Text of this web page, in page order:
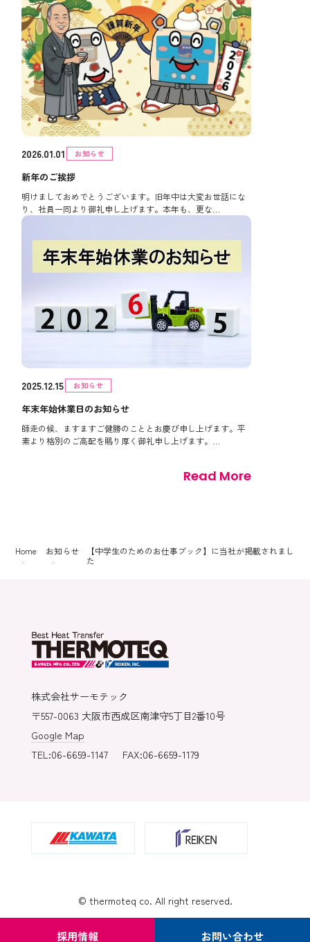
2026.01.01 お知らせ
新年のご挨拶
明けましておめでとうございます。旧年中は大変お世話にな
り、社員一同より御礼申し上げます。本年も、更な…
2025.12.15 お知らせ
年末年始休業日のお知らせ
師走の候、ますますご健勝のこととお慶び申し上げます。平
素より格別のご高配を賜り厚く御礼申し上げます。…
Read More
Home お知らせ
【中学生のためのお仕事ブック】に当社が掲載されまし
た
採用情報 お問い合わせ
株式会社サーモテック
〒557-0063 大阪市西成区南津守5丁目2番10号
Google Map
TEL:06-6659-1147
FAX:06-6659-1179
© thermoteq co. All right reserved.